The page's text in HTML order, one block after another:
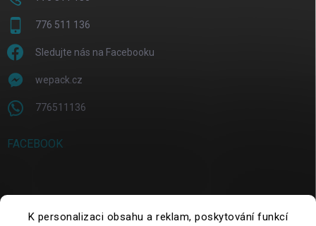
K personalizaci obsahu a reklam, poskytování funkcí
776 511 136
Sledujte nás na Facebooku
wepack.cz
776511136
FACEBOOK